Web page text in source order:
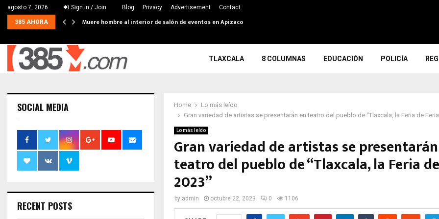
agosto 7, 2026 Sign in / Join Blog Privacy Advertisement Contact
385 AHORA Muere hombre al interior de salón de eventos en Apizaco
TLAXCALA 8 COLUMNAS EDUCACIÓN POLICÍA
Home
Lo más leído
Gran variedad de artistas se presentarán en teatro del pueblo de “Tlaxcala, la Feria de
Lo más leído
Gran variedad de artistas se
teatro del pueblo de “Tlaxcala, la Feria
2023”
by admin octubre 22, 2023 0 1106
SOCIAL MEDIA
RECENT POSTS